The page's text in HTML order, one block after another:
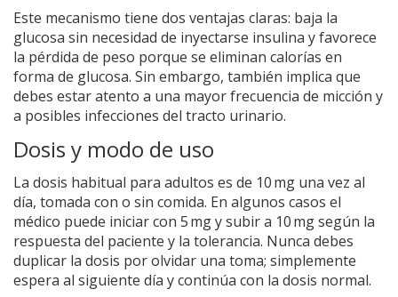
Este mecanismo tiene dos ventajas claras: baja la
glucosa sin necesidad de inyectarse insulina y favorece
la pérdida de peso porque se eliminan calorías en
forma de glucosa. Sin embargo, también implica que
debes estar atento a una mayor frecuencia de micción y
a posibles infecciones del tracto urinario.
Dosis y modo de uso
La dosis habitual para adultos es de 10 mg una vez al
día, tomada con o sin comida. En algunos casos el
médico puede iniciar con 5 mg y subir a 10 mg según la
respuesta del paciente y la tolerancia. Nunca debes
duplicar la dosis por olvidar una toma; simplemente
espera al siguiente día y continúa con la dosis normal.